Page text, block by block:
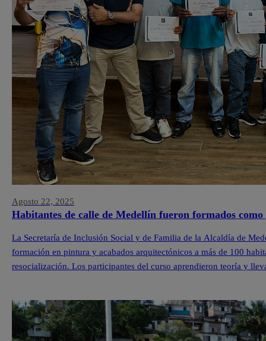
Agosto 22, 2025
Habitantes de calle de Medellín fueron formados
La Secretaría de Inclusión Social y de Familia de la Alcaldía de
formación en pintura y acabados arquitectónicos a más de 100
resocialización. Los participantes del curso aprendieron teoría y